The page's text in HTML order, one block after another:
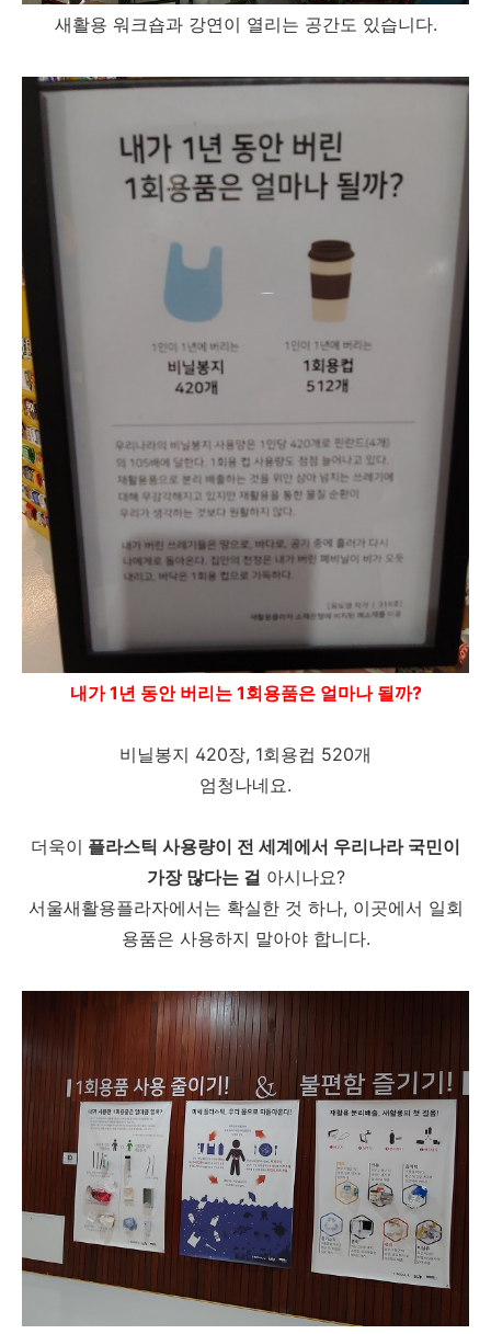
새활용 워크숍과 강연이 열리는 공간도 있습니다.
내가 1년 동안 버리는 1회용품은 얼마나 될까?
비닐봉지 420장, 1회용컵 520개
엄청나네요.
더욱이 플라스틱 사용량이 전 세계에서 우리나라 국민이
가장 많다는 걸 아시나요?
서울새활용플라자에서는 확실한 것 하나, 이곳에서 일회
용품은 사용하지 말아야 합니다.